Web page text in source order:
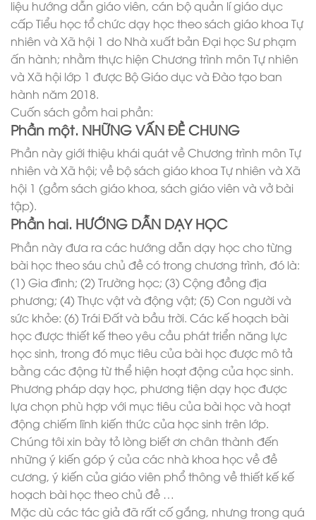
liệu hướng dẫn giáo viên, cán bộ quản lí giáo dục
cấp Tiểu học tổ chức dạy học theo sách giáo khoa Tự
nhiên và Xã hội 1 do Nhà xuất bản Đại học Sư phạm
ấn hành; nhằm thực hiện Chương trình môn Tự nhiên
và Xã hội lớp 1 được Bộ Giáo dục và Đào tạo ban
hành năm 2018.
Cuốn sách gồm hai phần:
Phần một. NHỮNG VẤN ĐỀ CHUNG
Phần này giới thiệu khái quát về Chương trình môn Tự
nhiên và Xã hội; về bộ sách giáo khoa Tự nhiên và Xã
hội 1 (gồm sách giáo khoa, sách giáo viên và vở bài
tập).
Phần hai. HƯỚNG DẪN DẠY HỌC
Phần này đưa ra các hướng dẫn dạy học cho từng
bài học theo sáu chủ đề có trong chương trình, đó là:
(1) Gia đình; (2) Trường học; (3) Cộng đồng địa
phương; (4) Thực vật và động vật; (5) Con người và
sức khỏe: (6) Trái Đất và bầu trời. Các kế hoạch bài
học được thiết kế theo yêu cầu phát triển năng lực
học sinh, trong đó mục tiêu của bài học được mô tả
bằng các động từ thể hiện hoạt động của học sinh.
Phương pháp dạy học, phương tiện dạy học được
lựa chọn phù hợp với mục tiêu của bài học và hoạt
động chiếm lĩnh kiến thức của học sinh trên lớp.
Chúng tôi xin bày tỏ lòng biết ơn chân thành đến
những ý kiến góp ý của các nhà khoa học về đề
cương, ý kiến của giáo viên phổ thông về thiết kế kế
hoạch bài học theo chủ đề …
Mặc dù các tác giả đã rất cố gắng, nhưng trong quá